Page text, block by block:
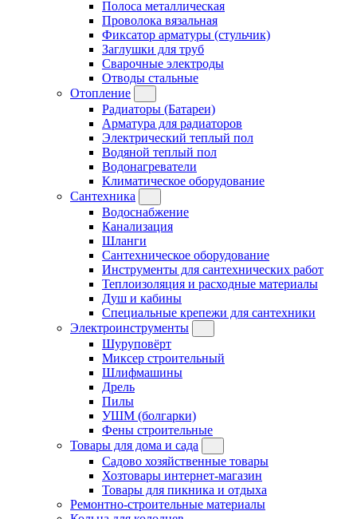
Полоса металлическая
Проволока вязальная
Фиксатор арматуры (стульчик)
Заглушки для труб
Сварочные электроды
Отводы стальные
Отопление
Радиаторы (Батареи)
Арматура для радиаторов
Электрический теплый пол
Водяной теплый пол
Водонагреватели
Климатическое оборудование
Сантехника
Водоснабжение
Канализация
Шланги
Сантехническое оборудование
Инструменты для сантехнических работ
Теплоизоляция и расходные материалы
Душ и кабины
Специальные крепежи для сантехники
Электроинструменты
Шуруповёрт
Миксер строительный
Шлифмашины
Дрель
Пилы
УШМ (болгарки)
Фены строительные
Товары для дома и сада
Садово хозяйственные товары
Хозтовары интернет-магазин
Товары для пикника и отдыха
Ремонтно-строительные материалы